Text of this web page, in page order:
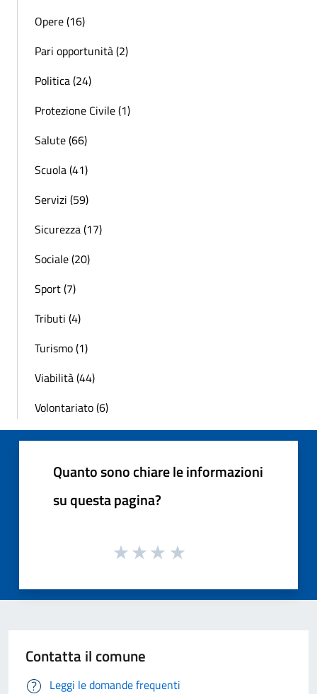
Opere (16)
Pari opportunità (2)
Politica (24)
Protezione Civile (1)
Salute (66)
Scuola (41)
Servizi (59)
Sicurezza (17)
Sociale (20)
Sport (7)
Tributi (4)
Turismo (1)
Viabilità (44)
Volontariato (6)
Quanto sono chiare le informazioni
su questa pagina?
Contatta il comune
Leggi le domande frequenti